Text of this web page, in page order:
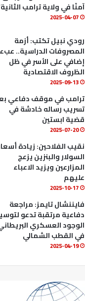
b
e
آمنًا في ولاية ترامب
2025-04-07
رودي نبيل تكتب: أزمة
المصروفات الدراسية.. عبء
إضافي على الأسر في ظل
الظروف الاقتصادية
2025-09-13
ترامب في موقف دفاعي
تسريب رساله خادشة في
قضية ابستين
2025-07-20
نقيب الفلاحين: زيادة
السولار والبنزين يزعج
المزارعين ويزيد الاعباء
عليهم
2025-10-17
فايننشال تايمز: مراجعة
دفاعية مرتقبة تدعو
الوجود العسكري
في القطب الشمالي
2025-04-19